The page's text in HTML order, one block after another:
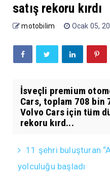
satış rekoru kırdı
motobilim Ocak 05,
İsveçli premium
Cars, toplam 708 bin
Volvo Cars için tüm
rekoru kırd...
11 şehri buluşturan
yolculuğu başladı